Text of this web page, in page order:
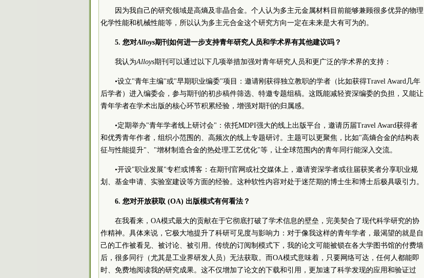
因为我自己的研究领域是高熵及非晶合金。个人认为多主元金属材料目前能够兼顾很多优异的物理
化学性能和机械性能等，所以认为多主元合金这个研究方向一定在未来是大有可为的。
5. 您对Alloys期刊如何进一步支持青年研究人员和学术界有其他建议吗？
我认为Alloys期刊可以通过以下几项举措加强对青年研究人员和更广泛的学术界的支持：
•设立"青年主编"或"早期职业编委"项目：邀请刚获得独立教职的学者（比如获得Travel Award几年
后学者）进入编委会，参与期刊的初步稿件筛选、特邀专题组稿。这既能减轻资深编委的负担，又能让
青年学者在学术出版的核心环节积累经验，增强对期刊的归属感。
•定期举办"青年学者线上研讨会"：依托MDPI强大的线上出版平台，邀请历届Travel Award获得者
和优秀青年作者，组织小范围的、高频次的线上专题研讨。主题可以更聚焦，比如"高熵合金的结构表
征与性能提升"、"增材制造合金的热处理工艺优化"等，让全球范围内的青年同行能深入交流。
•开设"职业发展"专栏或博客：在期刊官网或社交媒体上，邀请资深学者或往届获奖者分享职业规
划、基金申请、实验室建设等方面的经验。这种软性内容对处于迷茫期的博士生和博士后极具吸引力。
6. 您对开放获取 (OA) 出版模式有何看法？
在我看来，OA模式最大的贡献在于它彻底打破了学术信息的壁垒，完美契合了现代科学研究的协
作精神。具体来说，它极大地提升了科研可见度与影响力：对于像我这样的青年学者，最渴望的就是自
己的工作被看见、被讨论、被引用。传统的订阅制模式下，我的论文可能被锁在各大学图书馆的付费墙
后，很多同行（尤其是工业界研发人员）无法获取。而OA模式意味着，只要网络可达，任何人都能即
时、免费地阅读我的研究成果。这不仅增加了论文的下载和引用，更加速了科学发现的应用和验证过